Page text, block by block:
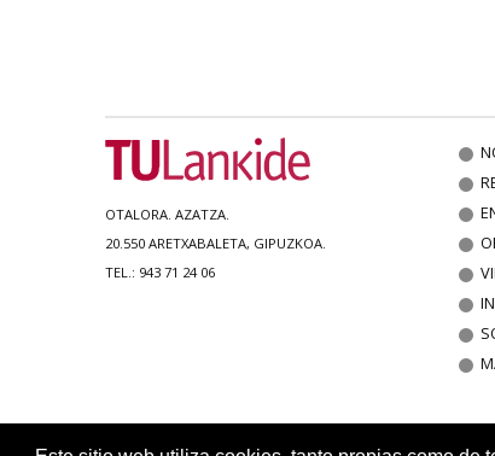
OTALORA. AZATZA.
20.550 ARETXABALETA, GIPUZKOA.
TEL.: 943 71 24 06